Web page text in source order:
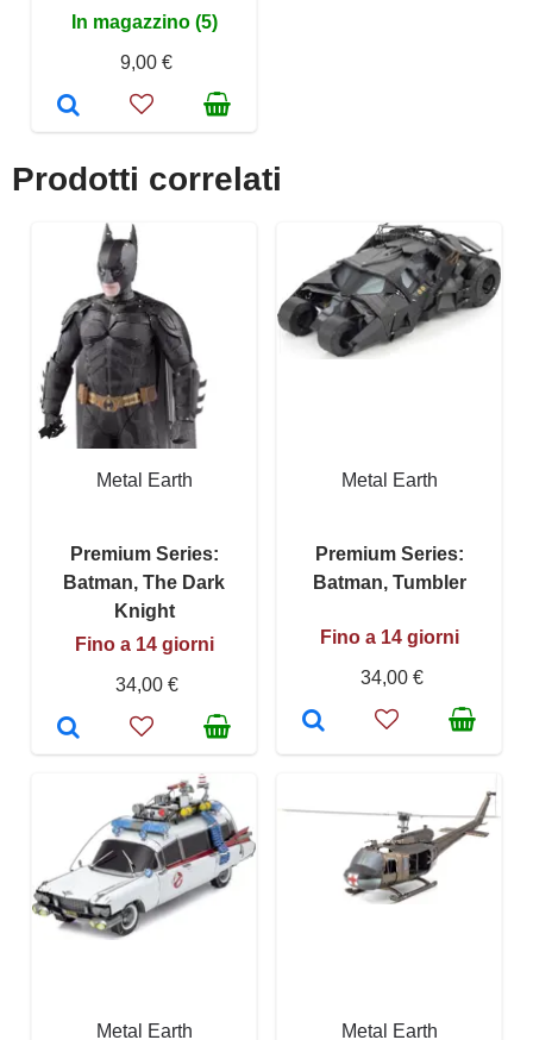
In magazzino (5)
9,00 €
Prodotti correlati
Metal Earth
Premium Series:
Batman, The Dark
Knight
Fino a 14 giorni
34,00 €
Metal Earth
Premium Series:
Batman, Tumbler
Fino a 14 giorni
34,00 €
Metal Earth Metal Earth